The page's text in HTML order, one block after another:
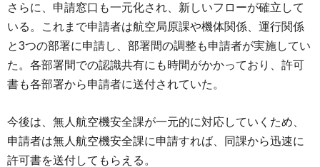
さらに、申請窓口も一元化され、新しいフローが確立して
いる。これまで申請者は航空局原課や機体関係、運行関係
と3つの部署に申請し、部署間の調整も申請者が実施してい
た。各部署間での認識共有にも時間がかかっており、許可
書も各部署から申請者に送付されていた。
今後は、無人航空機安全課が一元的に対応していくため、
申請者は無人航空機安全課に申請すれば、同課から迅速に
許可書を送付してもらえる。